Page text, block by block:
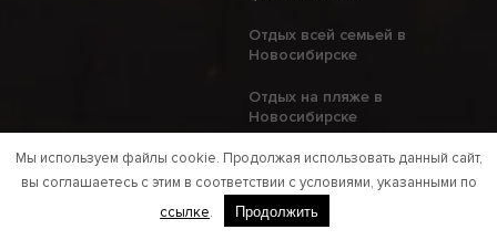
Отдых всей семьей в
Новосибирске
Отдых на пляже в
Новосибирске
Парение в Новосибирске
Площадка для пикника
Мы используем файлы cookie. Продолжая использовать данный сайт,
вы соглашаетесь с этим в соответствии с условиями, указанными по
ссылке. Продолжить